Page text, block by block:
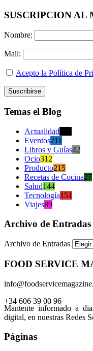
SUSCRIPCION AL
Nombre:
Mail:
Acepto la Política de
Temas el Blog
Actualidad
Eventos211
Libros y Guías42
Ocio312
Producto215
Recetas de Cocina27
Salud144
Tecnología151
Viajes89
Archivo de Entradas
Archivo de Entradas
FOOD SERVICE
+34 606 39 00 96
Mantente informado a
digital, en nuestras Redes
Páginas